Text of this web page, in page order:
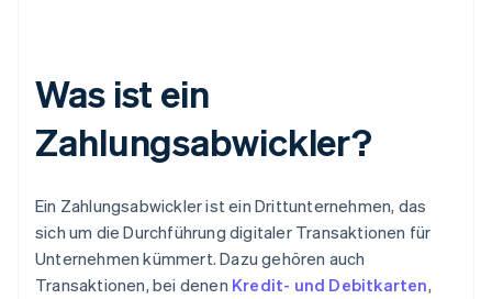
Was ist ein
Zahlungsabwickler?
Ein Zahlungsabwickler ist ein Drittunternehmen, das
sich um die Durchführung digitaler Transaktionen für
Unternehmen kümmert. Dazu gehören auch
Transaktionen, bei denen Kredit- und Debitkarten,